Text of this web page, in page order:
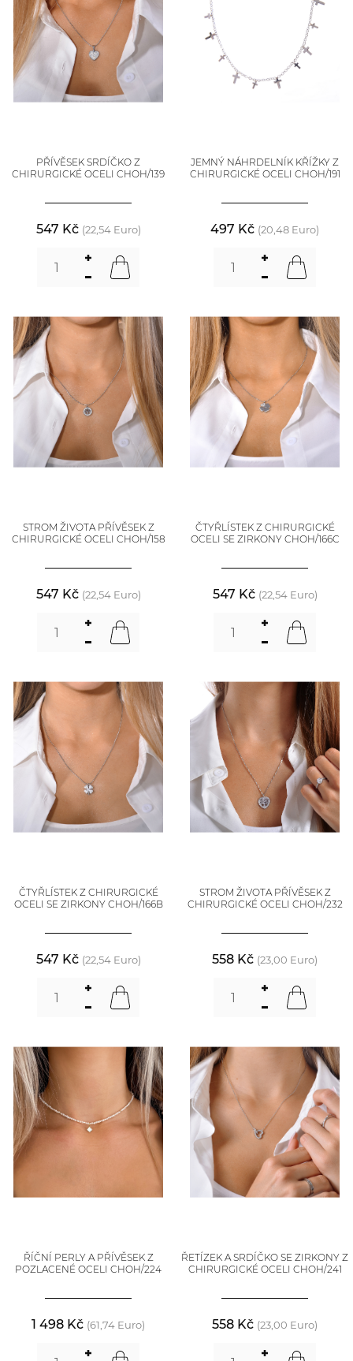
PŘÍVĚSEK SRDÍČKO Z
CHIRURGICKÉ OCELI CHOH/139
547 Kč (22,54 Euro)
JEMNÝ NÁHRDELNÍK KŘÍŽKY Z
CHIRURGICKÉ OCELI CHOH/191
497 Kč (20,48 Euro)
STROM ŽIVOTA PŘÍVĚSEK Z
CHIRURGICKÉ OCELI CHOH/158
547 Kč (22,54 Euro)
ČTYŘLÍSTEK Z CHIRURGICKÉ
OCELI SE ZIRKONY CHOH/166C
547 Kč (22,54 Euro)
ČTYŘLÍSTEK Z CHIRURGICKÉ
OCELI SE ZIRKONY CHOH/166B
547 Kč (22,54 Euro)
STROM ŽIVOTA PŘÍVĚSEK Z
CHIRURGICKÉ OCELI CHOH/232
558 Kč (23,00 Euro)
ŘÍČNÍ PERLY A PŘÍVĚSEK Z
POZLACENÉ OCELI CHOH/224
1 498 Kč (61,74 Euro)
ŘETÍZEK A SRDÍČKO SE ZIRKONY Z
CHIRURGICKÉ OCELI CHOH/241
558 Kč (23,00 Euro)